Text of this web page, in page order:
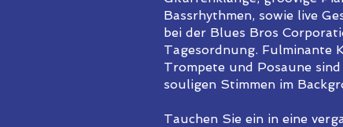
Bassrhythmen, sowie live
bei der Blues Bros
Tagesordnung. Fulminante
Trompete und Posaune
souligen Stimmen im
Tauchen Sie ein in eine